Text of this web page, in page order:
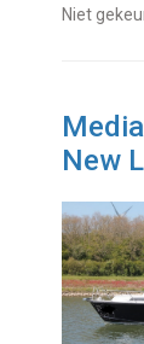
niet
New